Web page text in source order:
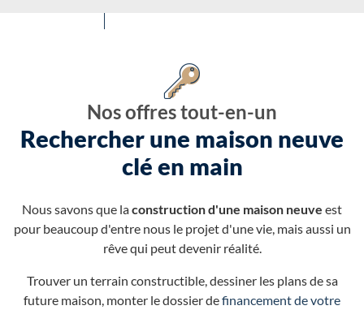
Nos offres tout-en-un
Rechercher une maison neuve
clé en main
Nous savons que laconstruction d'une maison neuve est
pour beaucoup d'entre nous le projet d'une vie, mais aussi un
rêve qui peut devenir réalité.
Trouver un terrain constructible, dessiner les plans de sa
future maison, monter le dossier definancement de votre